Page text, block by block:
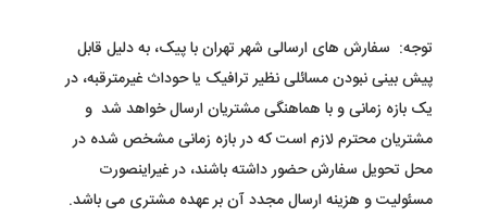
توجه: سفارش های ارسالی شهر تهران با پیک، به دلیل قابل
پیش بینی نبودن مسائلی نظیر ترافیک یا حوداث غیرمترقبه، در
یک بازه زمانی و با هماهنگی مشتریان ارسال خواهد شد و
مشتریان محترم لازم است که در بازه زمانی مشخص شده در
محل تحویل سفارش حضور داشته باشند، در غیراینصورت
مسئولیت و هزینه ارسال مجدد آن بر عهده مشتری می باشد.